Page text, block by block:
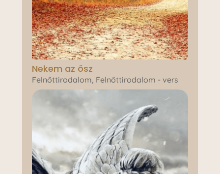
Nekem az ősz
Felnőttirodalom, Felnőttirodalom - vers